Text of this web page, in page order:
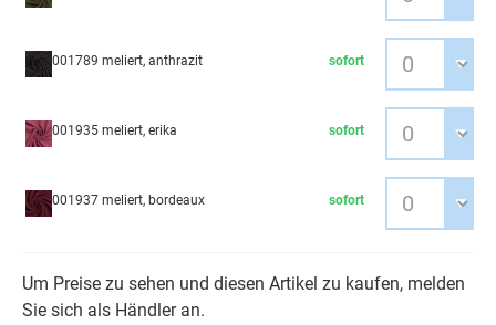
001789 meliert, anthrazit sofort
001935 meliert, erika sofort
001937 meliert, bordeaux sofort
Um Preise zu sehen und diesen Artikel zu kaufen, melden
Sie sich als Händler an.